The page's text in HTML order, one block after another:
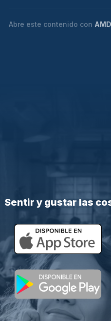
Abre este contenido con
Sentir y gustar las